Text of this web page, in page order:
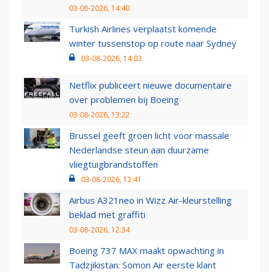
03-08-2026, 14:40
Turkish Airlines verplaatst komende
winter tussenstop op route naar Sydney
03-08-2026, 14:03
Netflix publiceert nieuwe documentaire
over problemen bij Boeing
03-08-2026, 13:22
Brussel geeft groen licht voor massale
Nederlandse steun aan duurzame
vliegtuigbrandstoffen
03-08-2026, 12:41
Airbus A321neo in Wizz Air-kleurstelling
beklad met graffiti
03-08-2026, 12:34
Boeing 737 MAX maakt opwachting in
Tadzjikistan: Somon Air eerste klant